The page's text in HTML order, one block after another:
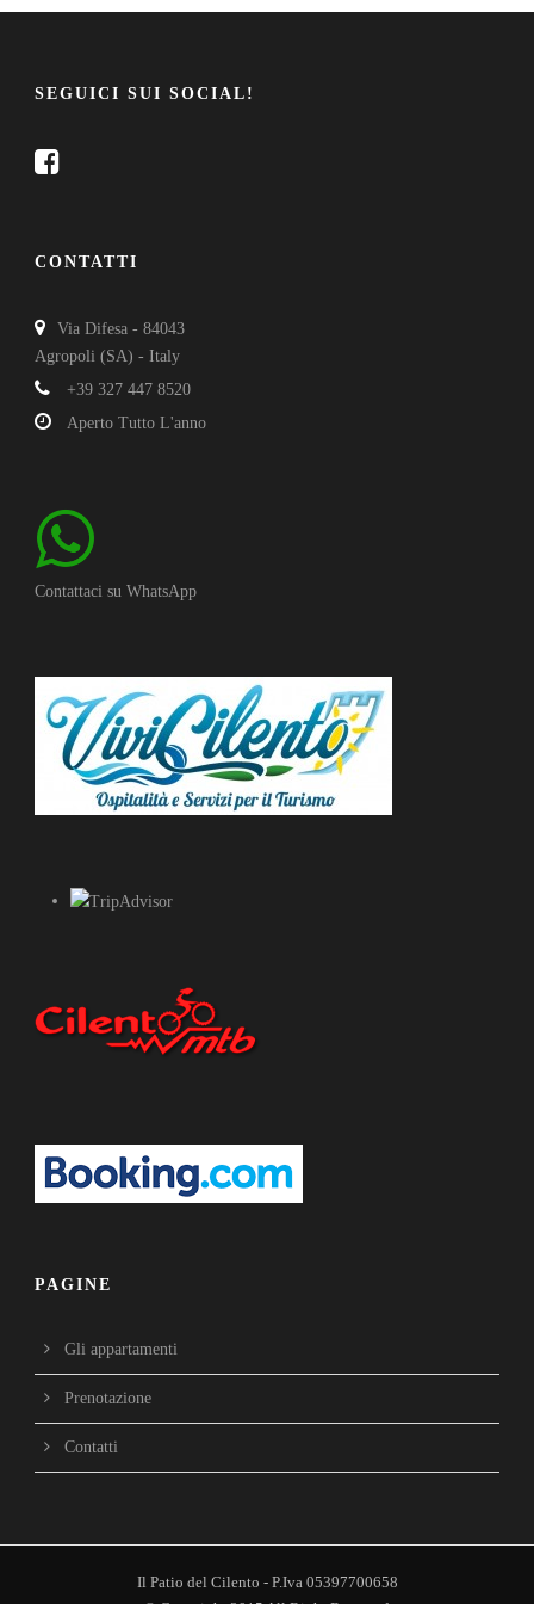
SEGUICI SUI SOCIAL!
CONTATTI
Via Difesa - 84043
Agropoli (SA) - Italy
+39 327 447 8520
Aperto Tutto L'anno
Contattaci su WhatsApp
PAGINE
Gli appartamenti
Prenotazione
Contatti
Il Patio del Cilento - P.Iva 05397700658